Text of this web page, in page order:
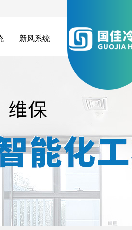
新风系统